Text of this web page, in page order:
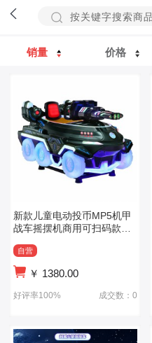
销量 价格
新款儿童电动投币MP5机甲
战车摇摆机商用可扫码款摇
自营
￥ 1380.00
好评率100% 成交数：0